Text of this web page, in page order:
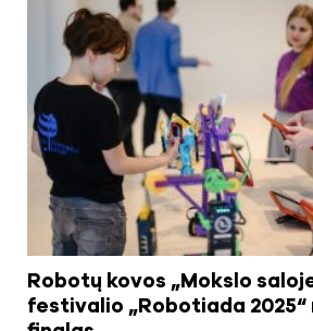
Robotų kovos „Mokslo
festivalio „Robotiada 2025“